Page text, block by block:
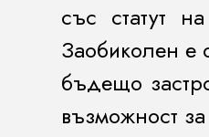
със статут
Заобиколен е
бъдещо
възможност